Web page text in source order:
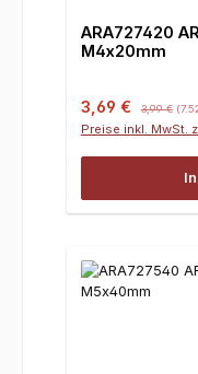
ARA727420
M4x20mm
Verkaufspreis:
3,69 € 3,99 €
Preise inkl. MwSt.